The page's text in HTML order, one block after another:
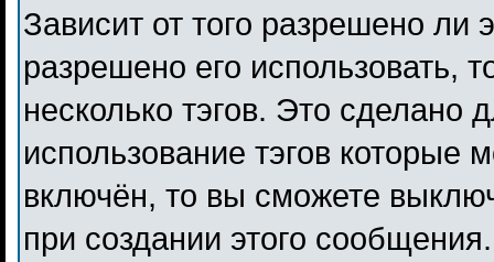
Зависит от того разрешено ли
разрешено его использовать,
несколько тэгов. Это сделано
использование тэгов которые
включён, то вы сможете
при создании этого сообщения.